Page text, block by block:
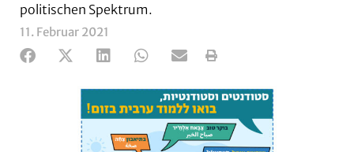
politischen Spektrum.
11. Februar 2021